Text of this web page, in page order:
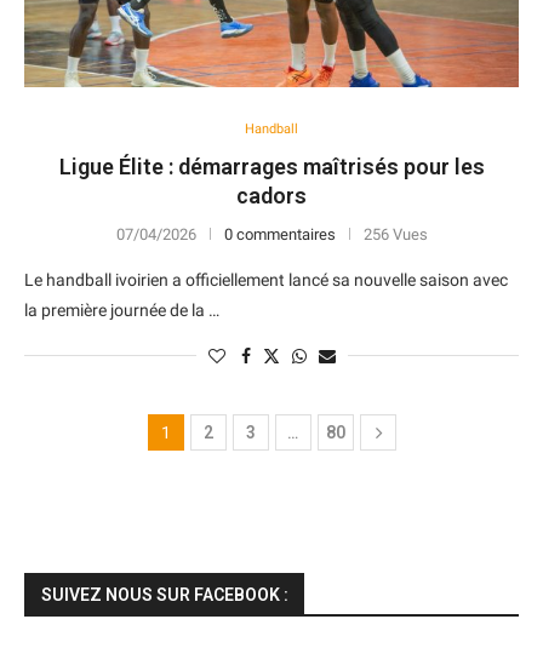
Handball
Ligue Élite : démarrages maîtrisés pour les
cadors
07/04/2026 0 commentaires 256 Vues
Le handball ivoirien a officiellement lancé sa nouvelle saison avec
la première journée de la …
1 2 3 … 80
SUIVEZ NOUS SUR FACEBOOK :